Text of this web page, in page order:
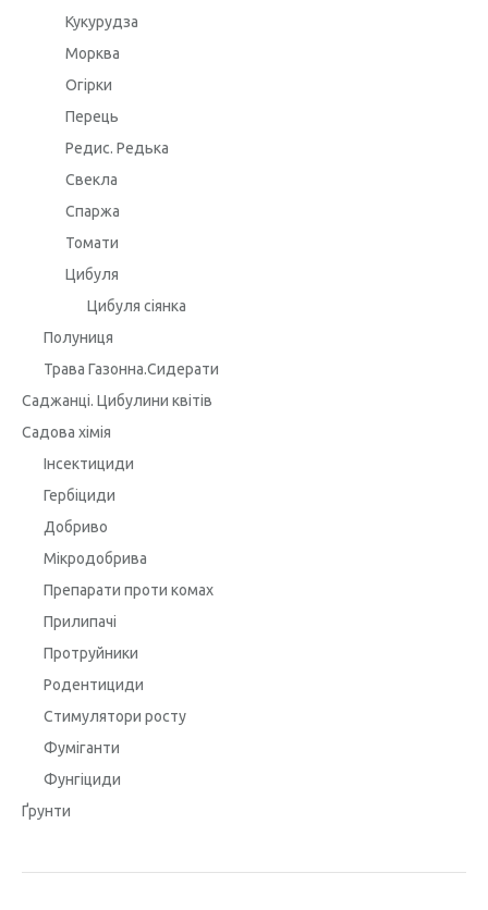
Кукурудза
Морква
Огірки
Перець
Редис. Редька
Свекла
Спаржа
Томати
Цибуля
Цибуля сіянка
Полуниця
Трава Газонна.Сидерати
Саджанці. Цибулини квітів
Садова хімія
Інсектициди
Гербіциди
Добриво
Мікродобрива
Препарати проти комах
Прилипачі
Протруйники
Родентициди
Стимулятори росту
Фуміганти
Фунгіциди
Ґрунти